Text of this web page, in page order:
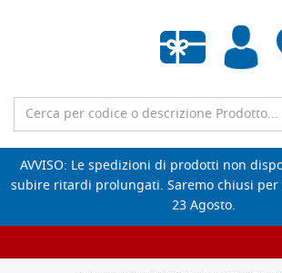
Wishlist vuota
AVVISO: Le spedizioni di prodotti non
subire ritardi prolungati. Saremo chiusi per
23 Agosto.